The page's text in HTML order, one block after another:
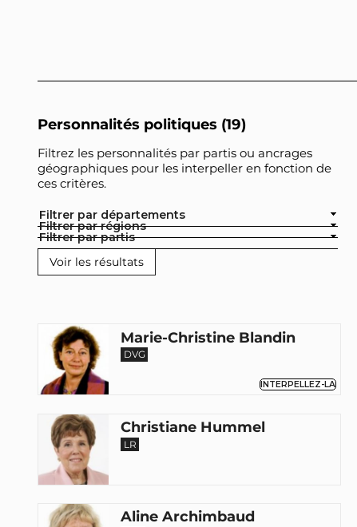
Personnalités politiques (19)
Filtrez les personnalités par partis ou ancrages
géographiques pour les interpeller en fonction de
ces critères.
Filtrer par départements
Filtrer par régions
Filtrer par partis
Marie-Christine Blandin
DVG
INTERPELLEZ-LA
Christiane Hummel
LR
Aline Archimbaud